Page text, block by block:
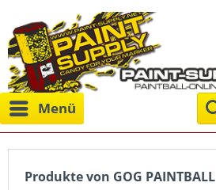
Menü
Produkte von GOG PAINTBALL